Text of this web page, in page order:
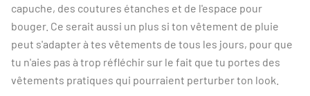
capuche, des coutures étanches et de l'espace pour
bouger. Ce serait aussi un plus si ton vêtement de pluie
peut s'adapter à tes vêtements de tous les jours, pour que
tu n'aies pas à trop réfléchir sur le fait que tu portes des
vêtements pratiques qui pourraient perturber ton look.